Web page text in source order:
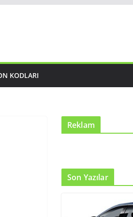
KODLARI
Reklam
Son Yazılar